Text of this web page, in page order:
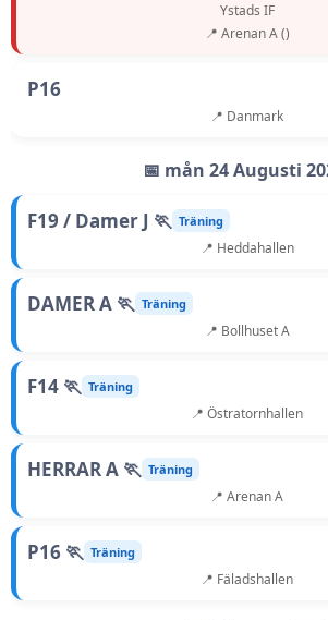
Ystads IF
📍 Arenan A ()
P16
📍 Danmark
📅 mån 24 Augusti
F19 / Damer J 🏃 Träning
📍 Heddahallen
DAMER A 🏃 Träning
📍 Bollhuset A
F14 🏃 Träning
📍 Östratornhallen
HERRAR A 🏃 Träning
📍 Arenan A
P16 🏃 Träning
📍 Fäladshallen